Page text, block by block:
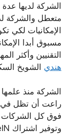
الشركة لديها
متعطل والشركة
الإمكانيات لكي
مسبوق أبدا
التقنيين وأكثر
هندي الشويخ
الشركة منذ
راعت أن تظل في
فوق كل الشركات
وتوفير اشتراك beIN في الكويت لذلك